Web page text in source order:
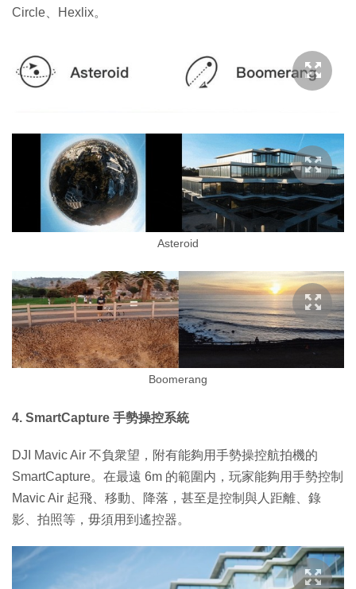
Circle、Hexlix。
Asteroid
Boomerang
4. SmartCapture 手勢操控系統
DJI Mavic Air 不負衆望，附有能夠用手勢操控航拍機的
SmartCapture。在最遠 6m 的範圍内，玩家能夠用手勢控制
Mavic Air 起飛、移動、降落，甚至是控制與人距離、錄
影、拍照等，毋須用到遙控器。